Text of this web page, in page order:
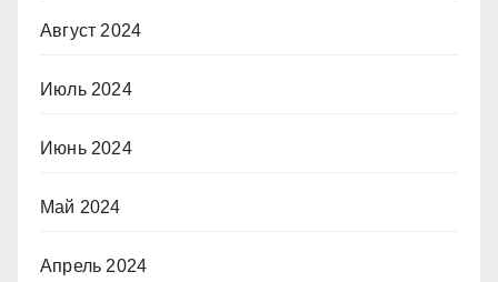
Август 2024
Июль 2024
Июнь 2024
Май 2024
Апрель 2024